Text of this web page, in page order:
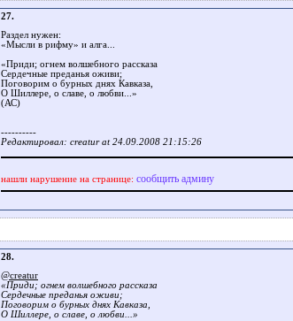
27.
Раздел нужен:
«Мысли в рифму» и алга...
«Приди; огнем волшебного рассказа
Сердечные преданья оживи;
Поговорим о бурных днях Кавказа,
О Шиллере, о славе, о любви...»
(АС)
----------
Редактировал: creatur at 24.09.2008 21:15:26
нашли нарушение на странице: сообщить админу
28.
@creatur
«Приди; огнем волшебного рассказа
Сердечные преданья оживи;
Поговорим о бурных днях Кавказа,
О Шиллере, о славе, о любви...»